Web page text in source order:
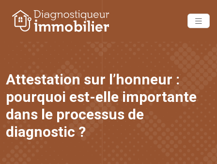
Attestation sur l’honneur :
pourquoi est-elle importante
dans le processus de
diagnostic ?